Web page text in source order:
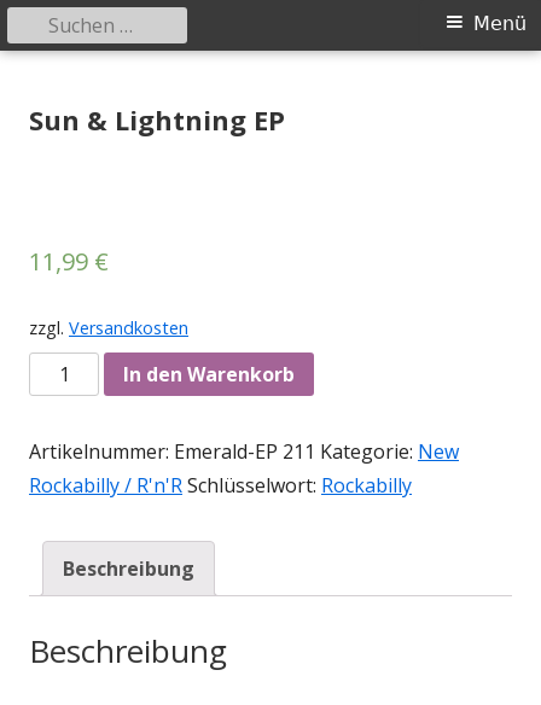
zum
Primäres
Menü
Suchen
nach:
Sun & Lightning EP
11,99 €
zzgl. Versandkosten
Anzahl In den Warenkorb
Artikelnummer: Emerald-EP 211 Kategorie: New
Rockabilly / R'n'RSchlüsselwort: Rockabilly
Beschreibung
Beschreibung